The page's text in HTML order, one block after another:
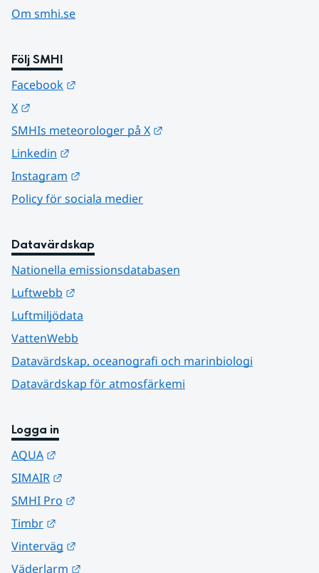
Om smhi.se
Följ SMHI
Facebook
X
SMHIs meteorologer på X
Linkedin
Instagram
Policy för sociala medier
Datavärdskap
Nationella emissionsdatabasen
Luftwebb
Luftmiljödata
VattenWebb
Datavärdskap, oceanografi och marinbiologi
Datavärdskap för atmosfärkemi
Logga in
AQUA
SIMAIR
SMHI Pro
Timbr
Vinterväg
Väderlarm